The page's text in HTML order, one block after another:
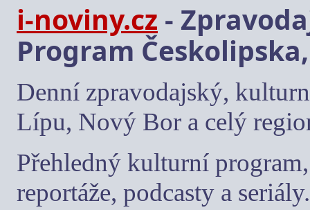
i-noviny.cz -
Program
Denní zpravodajský,
Lípu, Nový Bor a celý
Přehledný kulturní
reportáže, podcasty a seriály.